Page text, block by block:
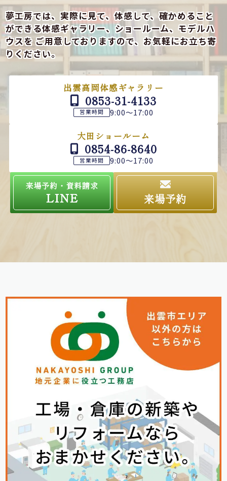
夢工房では、実際に見て、体感して、確かめること
ができる体感ギャラリー、ショールーム、モデルハ
ウスをご用意しておりますので、お気軽にお立ち寄
りください。
出雲高岡体感ギャラリー
0853-31-4133
営業時間 9:00～17:00
大田ショールーム
0854-86-8640
営業時間 9:00～17:00
来場予約・資料請求
LINE 来場予約